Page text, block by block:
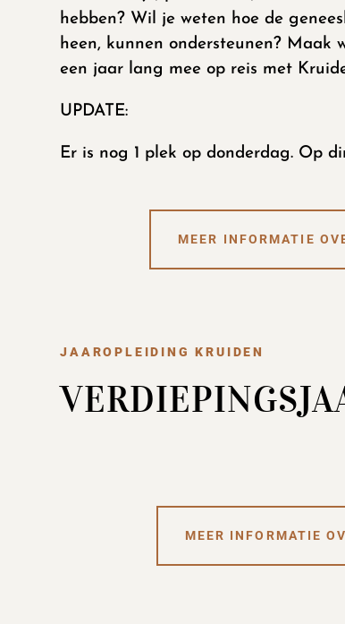
hebben? Wil je weten hoe de
heen, kunnen ondersteunen?
een jaar lang mee op reis met
UPDATE:
Er is nog 1 plek op donderdag. Op
MEER INFORMATIE
JAAROPLEIDING KRUIDEN
MEER INFORMATIE